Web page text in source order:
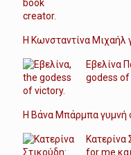
Η Κωνσταντίνα Μιχαήλ
Εβελίνα
godess
Η Βάνα Μπάρμπα γυμνή
for me